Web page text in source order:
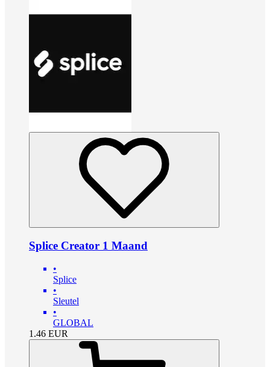
Splice Creator 1 Maand
•
Splice
•
Sleutel
•
GLOBAL
1.46 EUR